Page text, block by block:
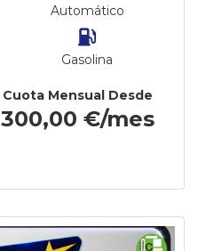
Automático
Gasolina
Cuota Mensual Desde
300,00 €/mes